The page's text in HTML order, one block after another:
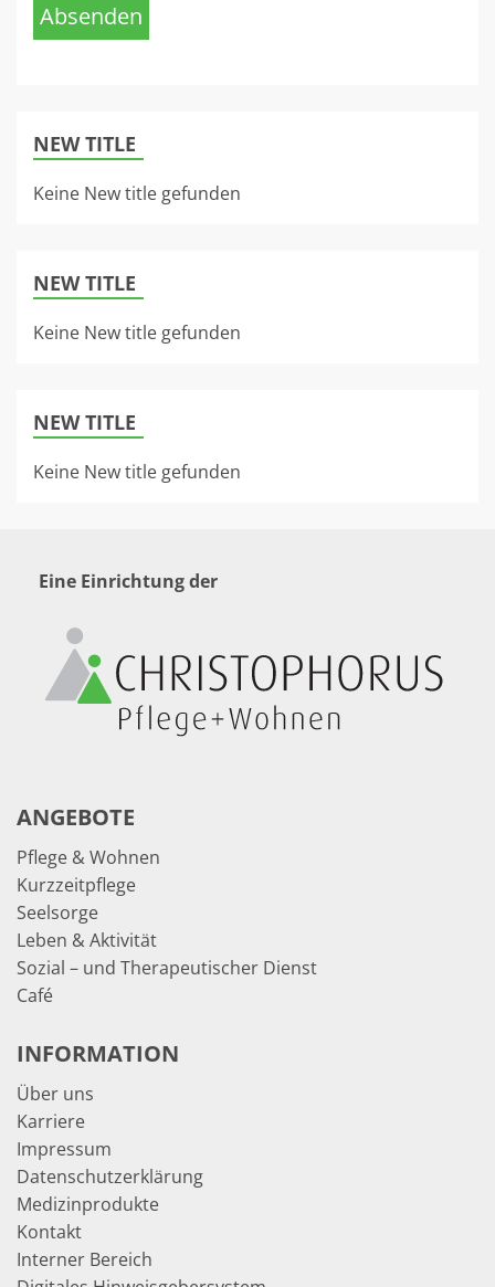
Absenden
NEW TITLE
Keine New title gefunden
NEW TITLE
Keine New title gefunden
NEW TITLE
Keine New title gefunden
Eine Einrichtung der
ANGEBOTE
Pflege & Wohnen
Kurzzeitpflege
Seelsorge
Leben & Aktivität
Sozial – und Therapeutischer Dienst
Café
INFORMATION
Über uns
Karriere
Impressum
Datenschutzerklärung
Medizinprodukte
Kontakt
Interner Bereich